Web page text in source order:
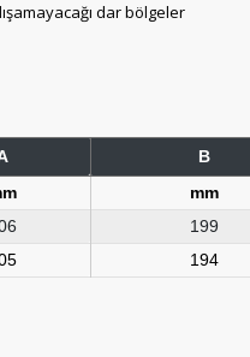
dar bölgeler
B
mm
199
194